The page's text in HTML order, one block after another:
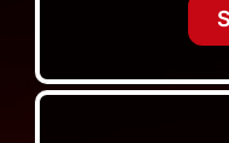
TV non